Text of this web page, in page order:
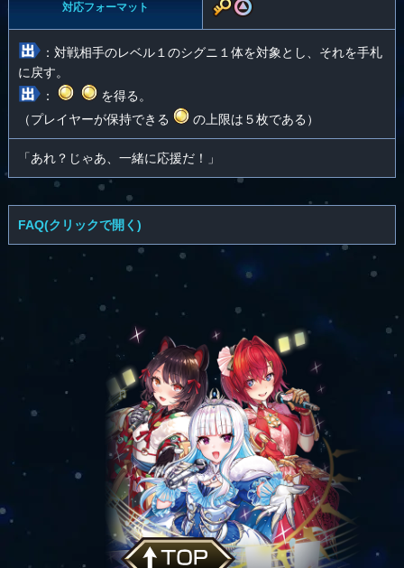
対応フォーマット
：対戦相手のレベル１のシグニ１体を対象とし、それを手札
に戻す。
：
を得る。
（プレイヤーが保持できる
の上限は５枚である）
「あれ？じゃあ、一緒に応援だ！」
FAQ(クリックで開く)